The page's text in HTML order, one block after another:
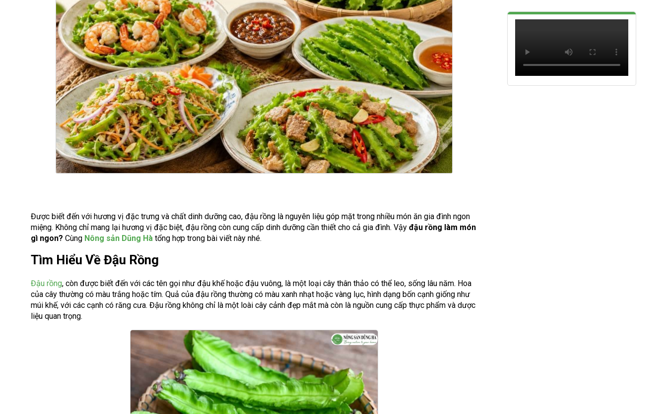
Được biết đến với hương vị đặc trưng và chất dinh dưỡng cao, đậu rồng là nguyên liệu góp mặt trong nhiều món ăn gia đình ngon
miệng. Không chỉ mang lại hương vị đặc biệt, đậu rồng còn cung cấp dinh dưỡng cần thiết cho cả gia đình. Vậy đậu rồng làm món
gì ngon? Cùng Nông sản Dũng Hà tổng hợp trong bài viết này nhé.
Tìm Hiểu Về Đậu Rồng
Đậu rồng, còn được biết đến với các tên gọi như đậu khế hoặc đậu vuông, là một loại cây thân thảo có thể leo, sống lâu năm. Hoa
của cây thường có màu trắng hoặc tím. Quả của đậu rồng thường có màu xanh nhạt hoặc vàng lục, hình dạng bốn cạnh giống như
múi khế, với các cạnh có răng cưa. Đậu rồng không chỉ là một loài cây cảnh đẹp mắt mà còn là nguồn cung cấp thực phẩm và dược
liệu quan trọng.